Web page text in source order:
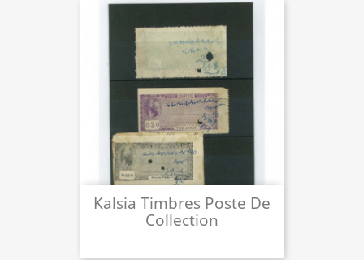
Kalsia Timbres Poste De
Collection